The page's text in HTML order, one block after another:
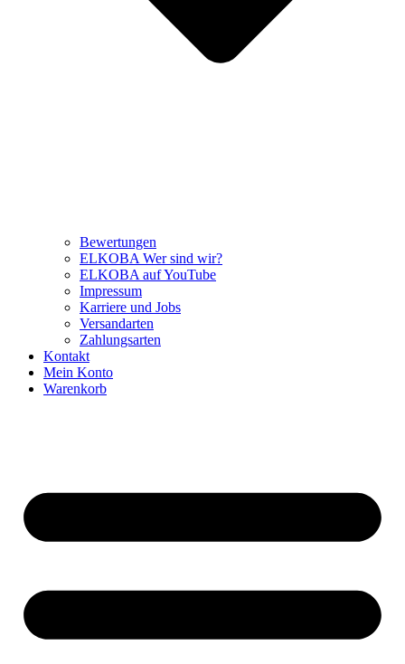
Bewertungen
ELKOBA Wer sind wir?
ELKOBA auf YouTube
Impressum
Karriere und Jobs
Versandarten
Zahlungsarten
Kontakt
Mein Konto
Warenkorb